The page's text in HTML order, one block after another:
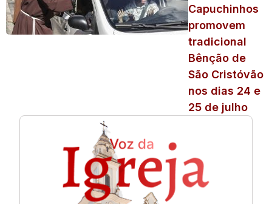
Capuchinhos
promovem
tradicional
Bênção de
São Cristóvão
nos dias 24 e
25 de julho